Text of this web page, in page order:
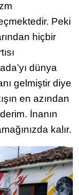
Peki
hiçbir
dünya
gelmiştir diye
en azından
İnanın
kalır.